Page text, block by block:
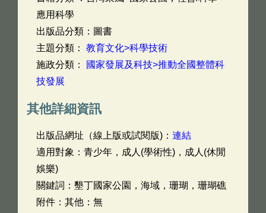
應用科學
出版品分類：圖書
主題分類： 教育文化>科學技術
施政分類：
國家發展及科技>推動全國整體科
技發展
其他詳細資訊
出版品網址（線上版或試閱版)： 連結
適用對象：青少年，成人(學術性)，成人(休閒
娛樂)
關鍵詞：墾丁國家公園，海域，珊瑚，珊瑚礁
附件：其他：無